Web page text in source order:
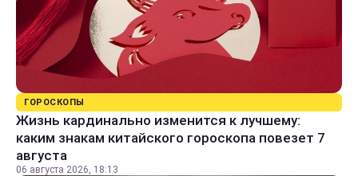
ГОРОСКОПЫ
Жизнь кардинально изменится к лучшему:
каким знакам китайского гороскопа повезет 7
августа
06 августа 2026, 18:13